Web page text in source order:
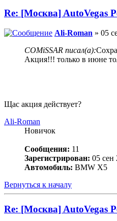
Re: [Москва] AutoVegas
Ali-Roman » 05
COMiSSAR писал(а):
Акция!!! только в июне
Щас акция действует?
Ali-Roman
Новичок
Сообщения: 11
Зарегистрирован: 05 сен
Автомобиль: BMW X5
Вернуться к началу
Re: [Москва] AutoVegas